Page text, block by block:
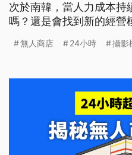
次於南韓，當人力成本
嗎？還是會找到新的經營
無人商店 24小時 攝影